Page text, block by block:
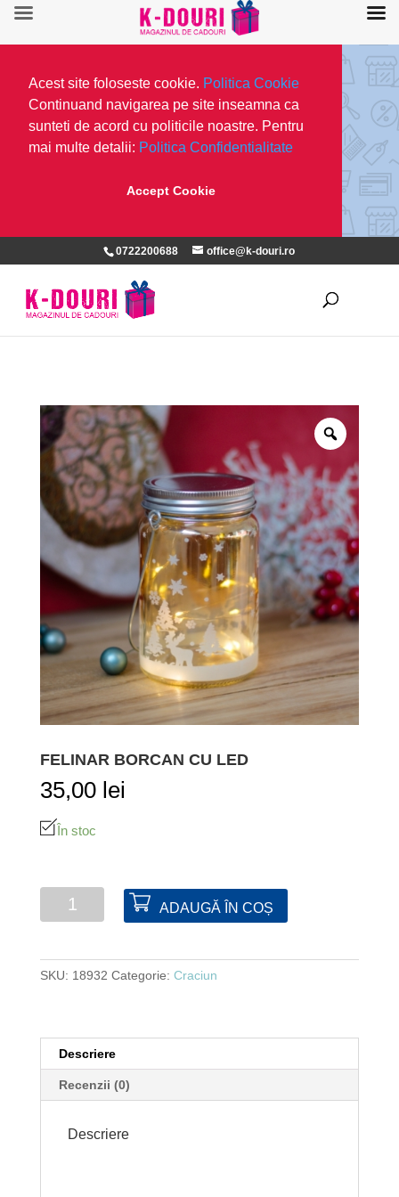
Acest site foloseste cookie. Politica Cookie
Continuand navigarea pe site inseamna ca
sunteti de acord cu politicile noastre. Pentru
mai multe detalii: Politica Confidentialitate
Accept Cookie
0722200688 office@k-douri.ro
FELINAR BORCAN CU LED
35,00 lei
În stoc
Cantitate
cu
LED
ADAUGĂ ÎN COȘ
SKU: 18932 Categorie: Craciun
Descriere
Recenzii (0)
Descriere